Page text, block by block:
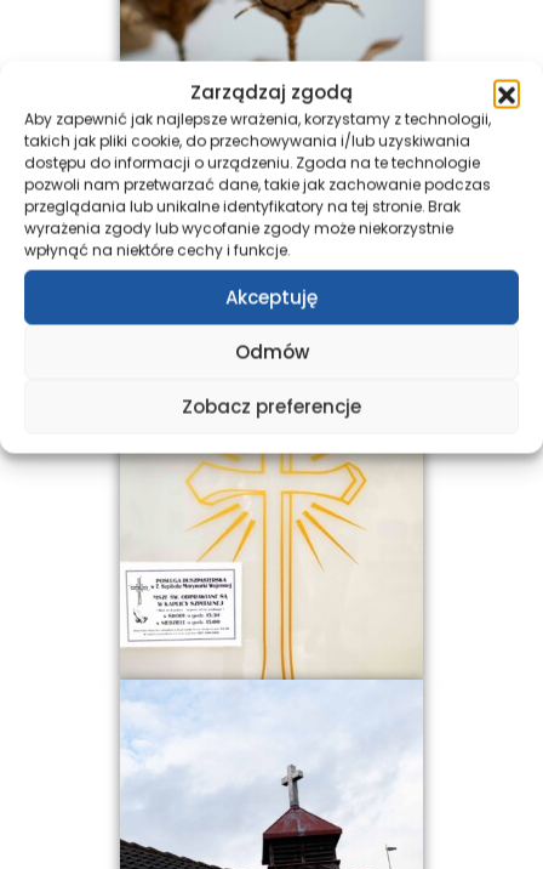
Zarządzaj zgodą
Aby zapewnić jak najlepsze wrażenia, korzystamy z technologii,
takich jak pliki cookie, do przechowywania i/lub uzyskiwania
dostępu do informacji o urządzeniu. Zgoda na te technologie
pozwoli nam przetwarzać dane, takie jak zachowanie podczas
przeglądania lub unikalne identyfikatory na tej stronie. Brak
wyrażenia zgody lub wycofanie zgody może niekorzystnie
wpłynąć na niektóre cechy i funkcje.
Akceptuję
Odmów
Zobacz preferencje